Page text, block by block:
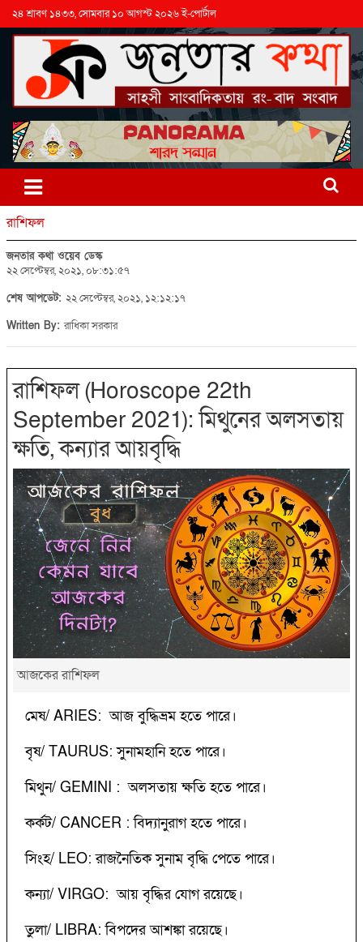
২৪ শ্রাবণ ১৪৩৩, সোমবার ১০ আগস্ট ২০২৬ ই-পোর্টাল
রাশিফল
জনতার কথা ওয়েব ডেস্ক
২২ সেপ্টেম্বর, ২০২১, ০৮:৩১:৫৭
শেষ আপডেট: ২২ সেপ্টেম্বর, ২০২১, ১২:১২:১৭
Written By:রাধিকা সরকার
রাশিফল (Horoscope 22th
September 2021): মিথুনের অলসতায়
ক্ষতি, কন্যার আয়বৃদ্ধি
আজকের রাশিফল
মেষ/ ARIES: আজ বুদ্ধিভ্রম হতে পারে।
বৃষ/ TAURUS: সুনামহানি হতে পারে।
মিথুন/ GEMINI : অলসতায় ক্ষতি হতে পারে।
কর্কট/ CANCER : বিদ্যানুরাগ হতে পারে।
সিংহ/ LEO: রাজনৈতিক সুনাম বৃদ্ধি পেতে পারে।
কন্যা/ VIRGO: আয় বৃদ্ধির যোগ রয়েছে।
তুলা/ LIBRA: বিপদের আশঙ্কা রয়েছে।